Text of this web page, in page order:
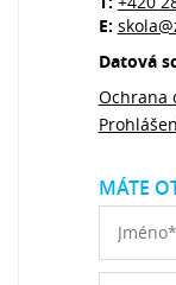
E:
Datová
Ochrana
MÁTE